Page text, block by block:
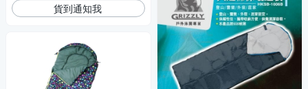
貨到通知我